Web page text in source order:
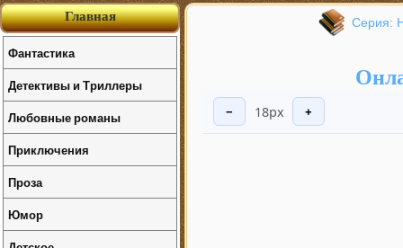
Серия:
− 18px +
Главная
Фантастика
Детективы и Триллеры
Любовные романы
Приключения
Проза
Юмор